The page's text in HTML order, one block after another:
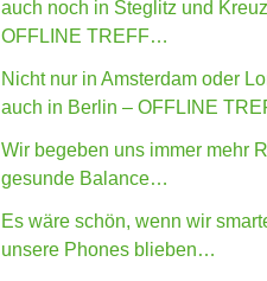
n
a
c
h
:
auch noch in Steglitz und
OFFLINE TREFF…
Nicht nur in Amsterdam oder
auch in Berlin – OFFLINE
Wir begeben uns immer mehr
gesunde Balance…
Es wäre schön, wenn wir
unsere Phones blieben…